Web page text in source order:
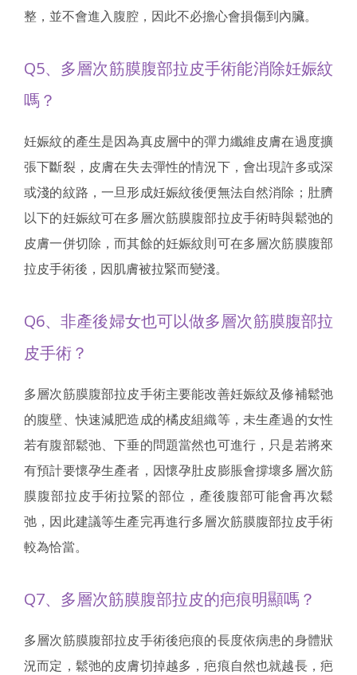
整，並不會進入腹腔，因此不必擔心會損傷到內臟。
Q5、多層次筋膜腹部拉皮手術能消除妊娠紋
嗎？
妊娠紋的產生是因為真皮層中的彈力纖維皮膚在過度擴
張下斷裂，皮膚在失去彈性的情況下，會出現許多或深
或淺的紋路，一旦形成妊娠紋後便無法自然消除；肚臍
以下的妊娠紋可在多層次筋膜腹部拉皮手術時與鬆弛的
皮膚一併切除，而其餘的妊娠紋則可在多層次筋膜腹部
拉皮手術後，因肌膚被拉緊而變淺。
Q6、非產後婦女也可以做多層次筋膜腹部拉
皮手術？
多層次筋膜腹部拉皮手術主要能改善妊娠紋及修補鬆弛
的腹壁、快速減肥造成的橘皮組織等，未生產過的女性
若有腹部鬆弛、下垂的問題當然也可進行，只是若將來
有預計要懷孕生產者，因懷孕肚皮膨脹會撐壞多層次筋
膜腹部拉皮手術拉緊的部位，產後腹部可能會再次鬆
弛，因此建議等生產完再進行多層次筋膜腹部拉皮手術
較為恰當。
Q7、多層次筋膜腹部拉皮的疤痕明顯嗎？
多層次筋膜腹部拉皮手術後疤痕的長度依病患的身體狀
況而定，鬆弛的皮膚切掉越多，疤痕自然也就越長，疤